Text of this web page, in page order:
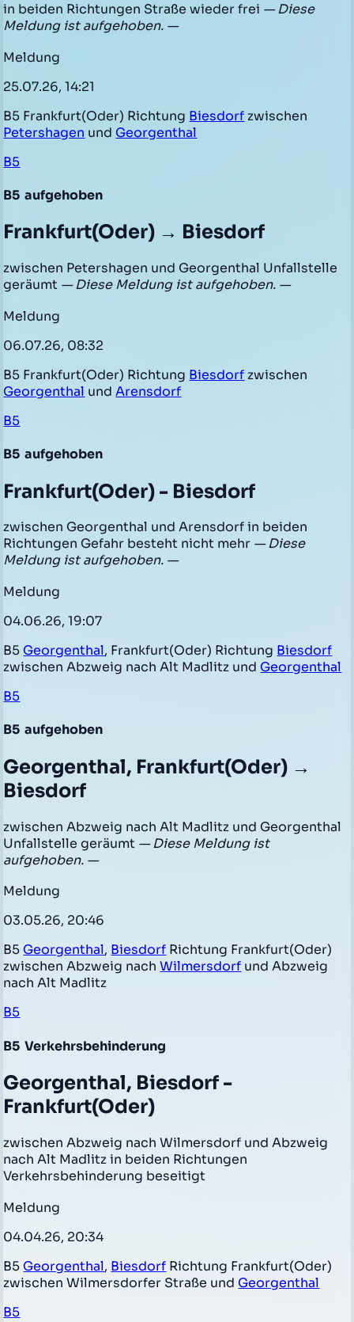
in beiden Richtungen Straße wieder frei — Diese
Meldung ist aufgehoben. —
Meldung
25.07.26, 14:21
B5 Frankfurt(Oder) Richtung Biesdorf zwischen
Petershagen und Georgenthal
B5
B5 aufgehoben
Frankfurt(Oder) → Biesdorf
zwischen Petershagen und Georgenthal Unfallstelle
geräumt — Diese Meldung ist aufgehoben. —
Meldung
06.07.26, 08:32
B5 Frankfurt(Oder) Richtung Biesdorf zwischen
Georgenthal undArensdorf
B5
B5 aufgehoben
Frankfurt(Oder) - Biesdorf
zwischen Georgenthal und Arensdorf in beiden
Richtungen Gefahr besteht nicht mehr — Diese
Meldung ist aufgehoben. —
Meldung
04.06.26, 19:07
B5 Georgenthal, Frankfurt(Oder) Richtung Biesdorf
zwischen Abzweig nach Alt Madlitz und Georgenthal
B5
B5 aufgehoben
Georgenthal, Frankfurt(Oder) →
Biesdorf
zwischen Abzweig nach Alt Madlitz und Georgenthal
Unfallstelle geräumt — Diese Meldung ist
aufgehoben. —
Meldung
03.05.26, 20:46
B5 Georgenthal, Biesdorf Richtung Frankfurt(Oder)
zwischen Abzweig nachWilmersdorf und Abzweig
nach Alt Madlitz
B5
B5 Verkehrsbehinderung
Georgenthal, Biesdorf -
Frankfurt(Oder)
zwischen Abzweig nach Wilmersdorf und Abzweig
nach Alt Madlitz in beiden Richtungen
Verkehrsbehinderung beseitigt
Meldung
04.04.26, 20:34
B5 Georgenthal, Biesdorf Richtung Frankfurt(Oder)
zwischen Wilmersdorfer Straße und Georgenthal
B5